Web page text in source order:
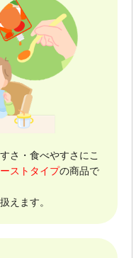
さ・食べやすさにこ
ストタイプの商品で
えます。